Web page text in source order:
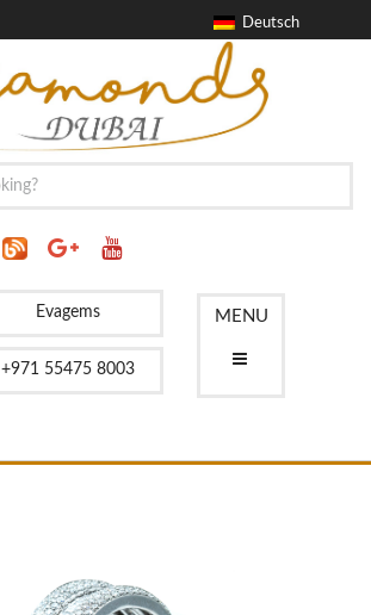
Deutsch
MENU
Evagems
+971 55475 8003